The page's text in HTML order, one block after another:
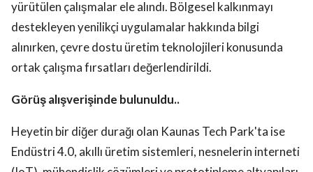
yürütülen çalışmalar ele alındı. Bölgesel kalkınmayı
destekleyen yenilikçi uygulamalar hakkında bilgi
alınırken, çevre dostu üretim teknolojileri konusunda
ortak çalışma fırsatları değerlendirildi.
Görüş alışverişinde bulunuldu..
Heyetin bir diğer durağı olan Kaunas Tech Park'ta ise
Endüstri 4.0, akıllı üretim sistemleri, nesnelerin interneti